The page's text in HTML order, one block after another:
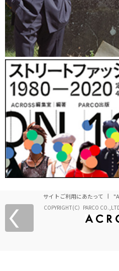
サイトご利用にあたって
COPYRIGHT(C）PARCO